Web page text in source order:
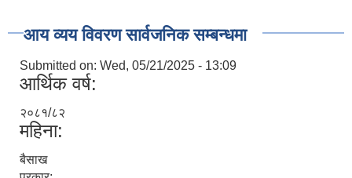
आय व्यय विवरण सार्वजनिक सम्बन्धमा
Submitted on: Wed, 05/21/2025 - 13:09
आर्थिक वर्ष:
२०८१/८२
महिना:
बैसाख